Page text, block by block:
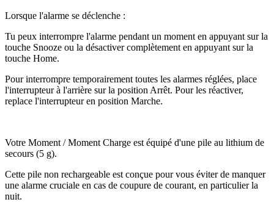
Lorsque l'alarme se déclenche :
Tu peux interrompre l'alarme pendant un moment en appuyant sur la
touche Snooze ou la désactiver complètement en appuyant sur la
touche Home.
Pour interrompre temporairement toutes les alarmes réglées, place
l'interrupteur à l'arrière sur la position Arrêt. Pour les réactiver,
replace l'interrupteur en position Marche.
Votre Moment / Moment Charge est équipé d'une pile au lithium de
secours (5 g).
Cette pile non rechargeable est conçue pour vous éviter de manquer
une alarme cruciale en cas de coupure de courant, en particulier la
nuit.